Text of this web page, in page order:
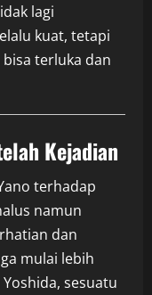
lagi
kuat, tetapi
terluka dan
Kejadian
terhadap
namun
dan
mulai lebih
sesuatu